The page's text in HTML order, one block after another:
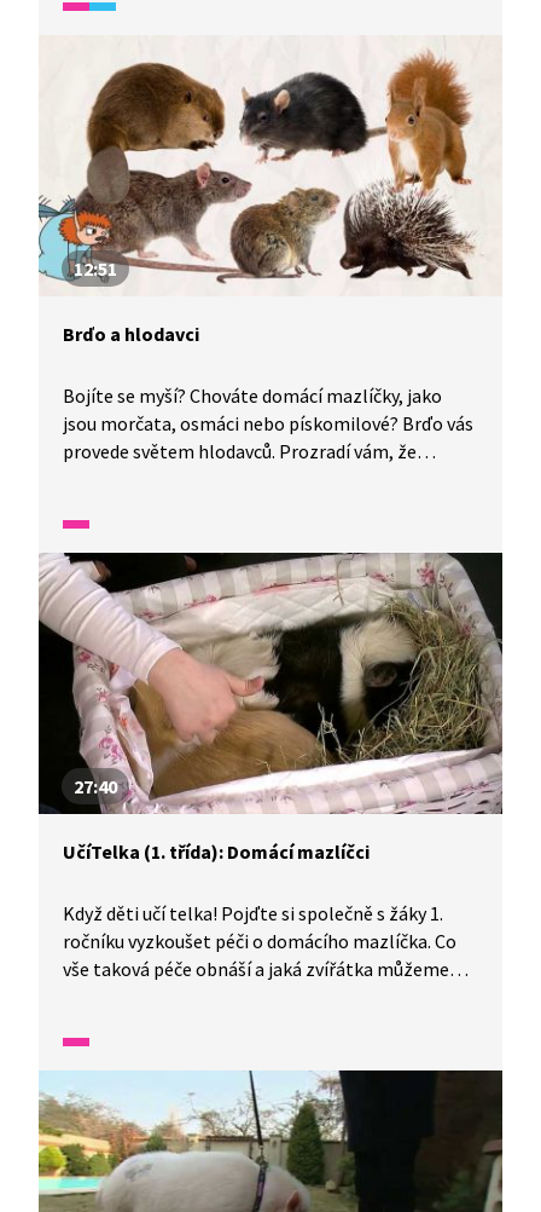
pohodlí.
12:51
Brďo a hlodavci
Bojíte se myší? Chováte domácí mazlíčky, jako
jsou morčata, osmáci nebo pískomilové? Brďo vás
provede světem hlodavců. Prozradí vám, že
patří i pichlavý dikobraz. Dozvíte se, jak na chov
pískomila i jak žije veverka nebo bobr.
27:40
UčíTelka (1. třída): Domácí mazlíčci
Když děti učí telka! Pojďte si společně s žáky 1.
ročníku vyzkoušet péči o domácího mazlíčka. Co
vše taková péče obnáší a jaká zvířátka můžeme
takového pejska vyrobit z ručníku ?